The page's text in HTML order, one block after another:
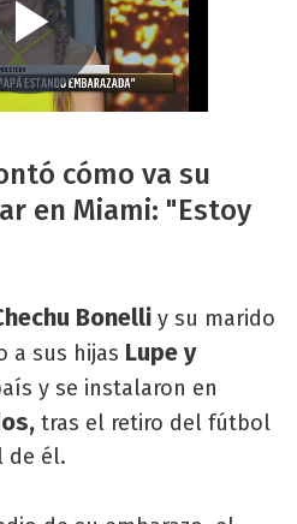
cómo va su
en Miami: "Estoy
Bonelli y su marido
a sus hijas Lupe y
y se instalaron en
tras el retiro del fútbol
de él.